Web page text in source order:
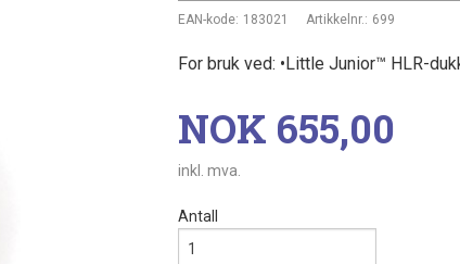
EAN-kode: 183021 Artikkelnr.: 699
For bruk ved: •Little Junior™ HLR-
Pris
NOK 655,00
inkl. mva.
Antall